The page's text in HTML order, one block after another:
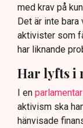
med krav på
Det är inte
aktivister som
har liknande
Har lyfts i
I en
aktivism ska
hänvisade